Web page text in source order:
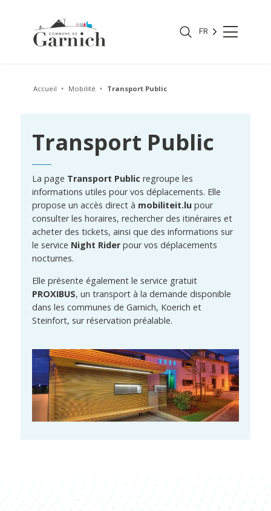
FR
Accueil Mobilité Transport Public
Transport Public
La page Transport Public regroupe les
informations utiles pour vos déplacements. Elle
propose un accès direct à mobiliteit.lu pour
consulter les horaires, rechercher des itinéraires et
acheter des tickets, ainsi que des informations sur
le service Night Rider pour vos déplacements
nocturnes.
Elle présente également le service gratuit
PROXIBUS, un transport à la demande disponible
dans les communes de Garnich, Koerich et
Steinfort, sur réservation préalable.